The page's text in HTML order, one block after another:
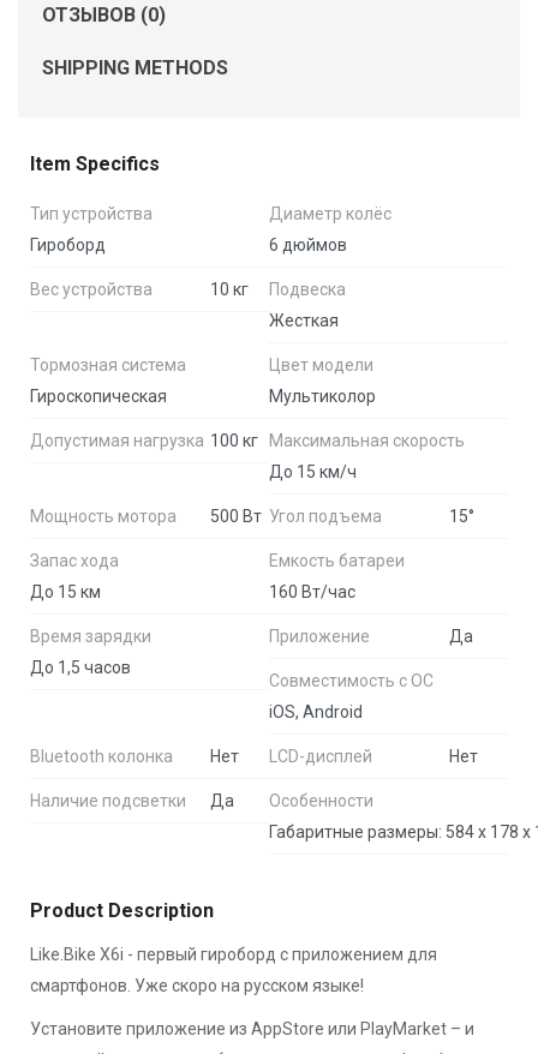
ОТЗЫВОВ (0)
SHIPPING METHODS
Item Specifics
Тип устройства
Гироборд
Диаметр колёс
6 дюймов
Вес устройства 10 кг
Подвеска
Жесткая
Тормозная система
Гироскопическая
Цвет модели
Мультиколор
Допустимая нагрузка 100 кг
Максимальная скорость
До 15 км/ч
Мощность мотора 500 Вт Угол подъема 15°
Запас хода
До 15 км
Емкость батареи
160 Вт/час
Время зарядки
До 1,5 часов
Приложение Да
Совместимость с ОС
iOS, Android
Bluetooth колонка Нет LCD-дисплей Нет
Наличие подсветки Да Особенности
Product Description
Like.Bike X6i - первый гироборд с приложением для
смартфонов. Уже скоро на русском языке!
Установите приложение из AppStore или PlayMarket – и